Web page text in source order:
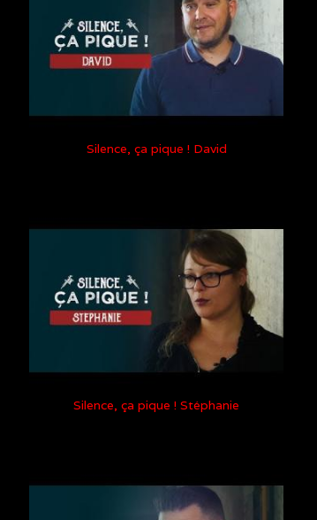
Silence, ça pique ! David
Silence, ça pique ! Stéphanie